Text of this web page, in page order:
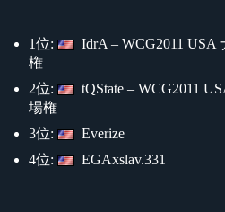
1位:
IdrA – WCG2011
権
2位:
tQState – WCG2011
場権
3位:
Everize
4位:
EGAxslav.331